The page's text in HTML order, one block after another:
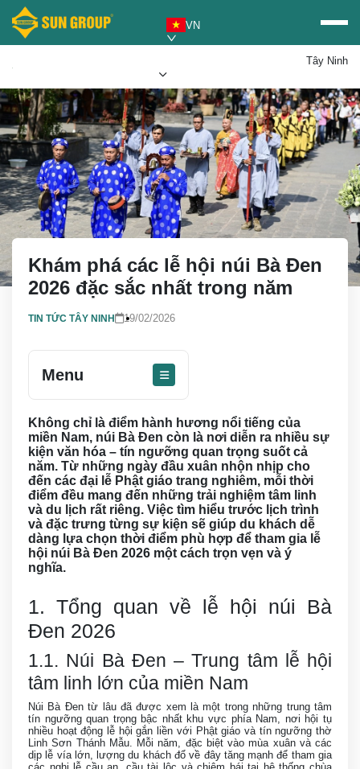
VN
Tây Ninh
Mua vé Sun PhuQuoc
Airways
Ưu đãi Sun World
Khám phá các lễ hội núi Bà Đen
2026 đặc sắc nhất trong năm
TIN TỨC TÂY NINH 19/02/2026
Menu
Không chỉ là điểm hành hương nổi tiếng của
miền Nam, núi Bà Đen còn là nơi diễn ra nhiều sự
kiện văn hóa – tín ngưỡng quan trọng suốt cả
năm. Từ những ngày đầu xuân nhộn nhịp cho
đến các đại lễ Phật giáo trang nghiêm, mỗi thời
điểm đều mang đến những trải nghiệm tâm linh
và du lịch rất riêng. Việc tìm hiểu trước lịch trình
và đặc trưng từng sự kiện sẽ giúp du khách dễ
dàng lựa chọn thời điểm phù hợp để tham gia lễ
hội núi Bà Đen 2026 một cách trọn vẹn và ý
nghĩa.
1. Tổng quan về lễ hội núi Bà
Đen 2026
1.1. Núi Bà Đen – Trung tâm lễ hội
tâm linh lớn của miền Nam
Núi Bà Đen từ lâu đã được xem là một trong những trung tâm
tín ngưỡng quan trọng bậc nhất khu vực phía Nam, nơi hội tụ
nhiều hoạt động lễ hội gắn liền với Phật giáo và tín ngưỡng thờ
Linh Sơn Thánh Mẫu. Mỗi năm, đặc biệt vào mùa xuân và các
dịp lễ vía lớn, lượng du khách đổ về đây tăng mạnh để tham gia